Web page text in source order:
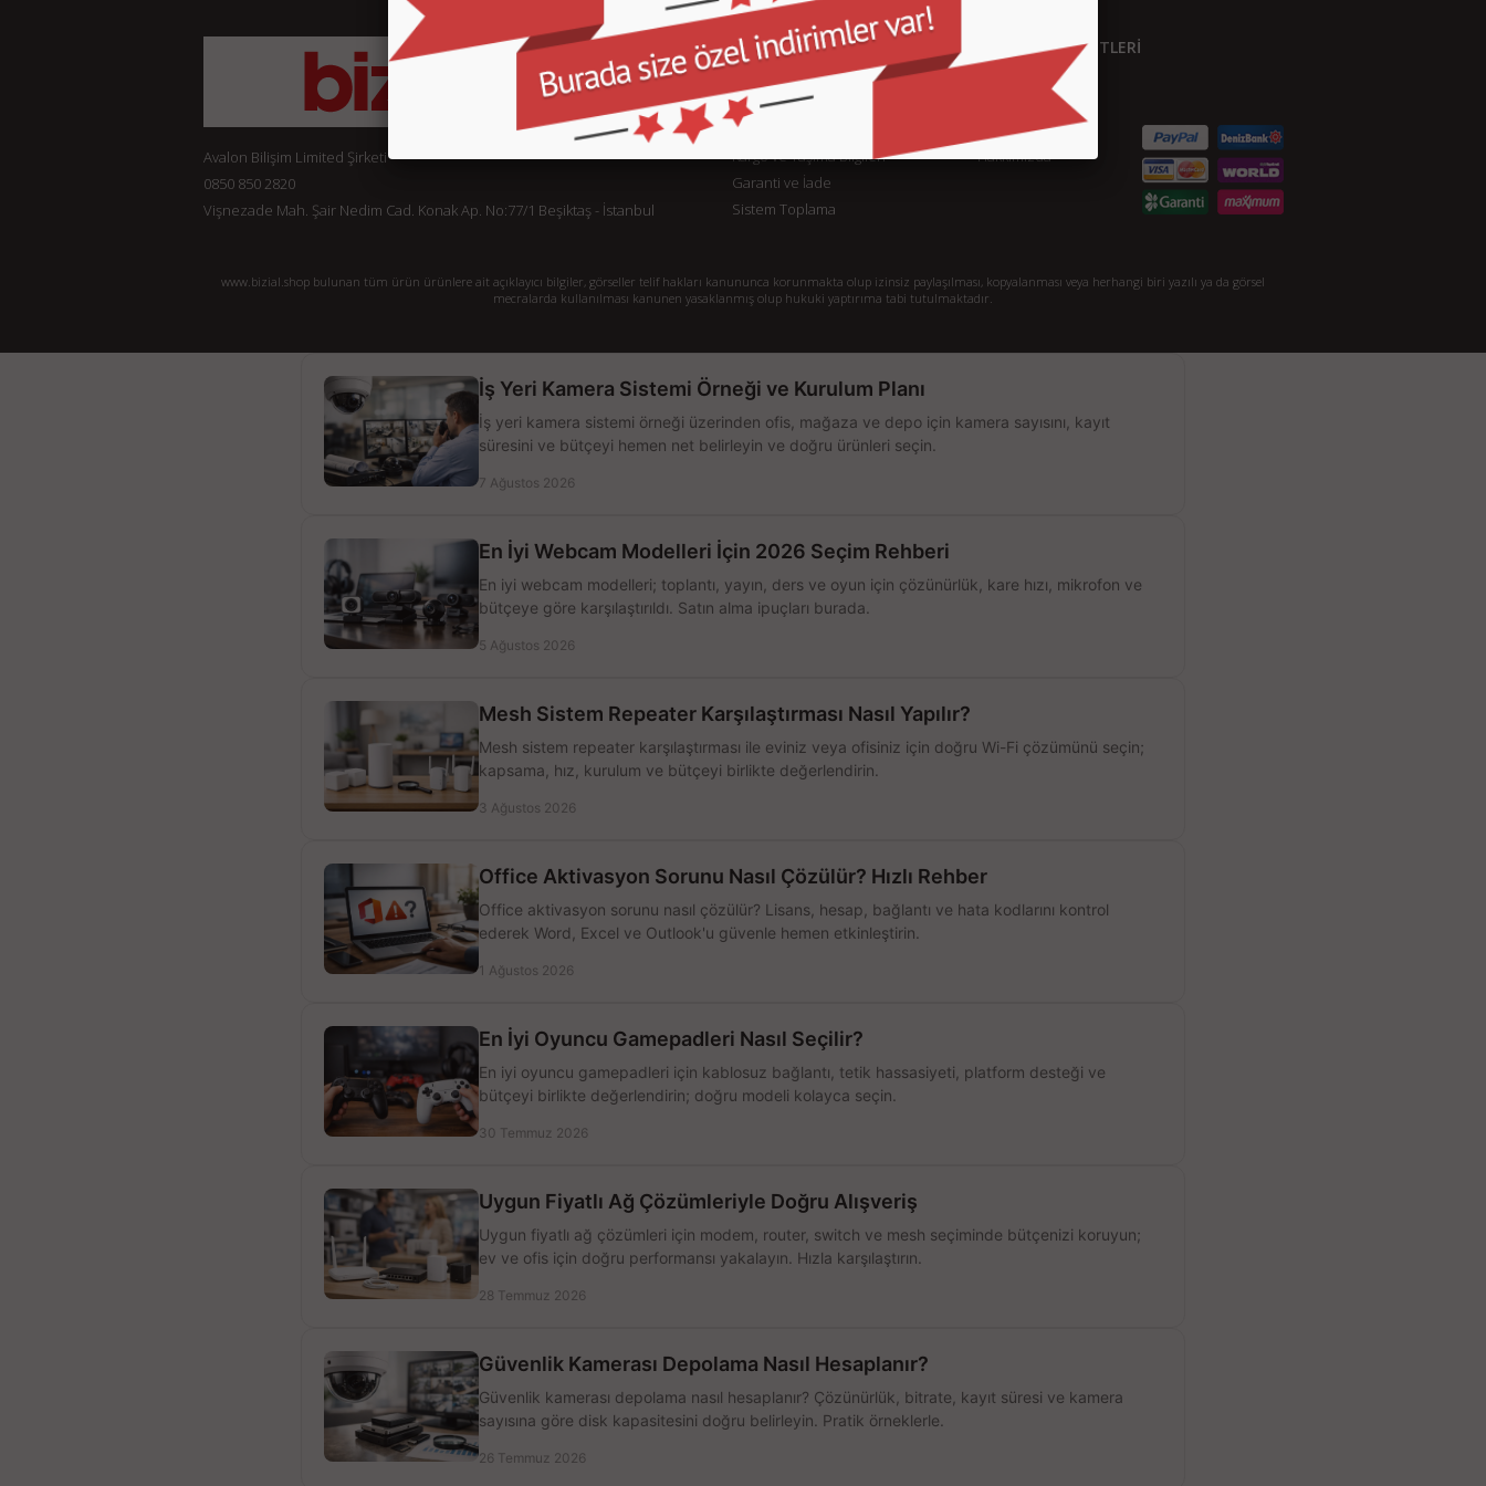
Avalon Bilişim Limited Şirketi
0850 850 2820
Vişnezade Mah. Şair Nedim Cad. Konak Ap. No:77/1 Beşiktaş - İstanbul
KURUMSAL
Sipariş Takibi
Gizlilik ve Kullanım Şartları
Kargo ve Taşıma Bilgileri
Garanti ve İade
Sistem Toplama
MÜŞTERİ HİZMETLERİ
Detaylı Arama
Hakkımızda
www.bizial.shop bulunan tüm ürün ürünlere ait açıklayıcı bilgiler, görseller telif hakları kanununca korunmakta olup izinsiz paylaşılması, kopyalanması veya herhangi biri yazılı ya da görsel
mecralarda kullanılması kanunen yasaklanmış olup hukuki yaptırıma tabi tutulmaktadır.
İş Yeri Kamera Sistemi Örneği ve Kurulum Planı
İş yeri kamera sistemi örneği üzerinden ofis, mağaza ve depo için kamera sayısını, kayıt
süresini ve bütçeyi hemen net belirleyin ve doğru ürünleri seçin.
7 Ağustos 2026
En İyi Webcam Modelleri İçin 2026 Seçim Rehberi
En iyi webcam modelleri; toplantı, yayın, ders ve oyun için çözünürlük, kare hızı, mikrofon ve
bütçeye göre karşılaştırıldı. Satın alma ipuçları burada.
5 Ağustos 2026
Mesh Sistem Repeater Karşılaştırması Nasıl Yapılır?
Mesh sistem repeater karşılaştırması ile eviniz veya ofisiniz için doğru Wi-Fi çözümünü seçin;
kapsama, hız, kurulum ve bütçeyi birlikte değerlendirin.
3 Ağustos 2026
Office Aktivasyon Sorunu Nasıl Çözülür? Hızlı Rehber
Office aktivasyon sorunu nasıl çözülür? Lisans, hesap, bağlantı ve hata kodlarını kontrol
ederek Word, Excel ve Outlook'u güvenle hemen etkinleştirin.
1 Ağustos 2026
En İyi Oyuncu Gamepadleri Nasıl Seçilir?
En iyi oyuncu gamepadleri için kablosuz bağlantı, tetik hassasiyeti, platform desteği ve
bütçeyi birlikte değerlendirin; doğru modeli kolayca seçin.
30 Temmuz 2026
Uygun Fiyatlı Ağ Çözümleriyle Doğru Alışveriş
Uygun fiyatlı ağ çözümleri için modem, router, switch ve mesh seçiminde bütçenizi koruyun;
ev ve ofis için doğru performansı yakalayın. Hızla karşılaştırın.
28 Temmuz 2026
Güvenlik Kamerası Depolama Nasıl Hesaplanır?
Güvenlik kamerası depolama nasıl hesaplanır? Çözünürlük, bitrate, kayıt süresi ve kamera
sayısına göre disk kapasitesini doğru belirleyin. Pratik örneklerle.
26 Temmuz 2026